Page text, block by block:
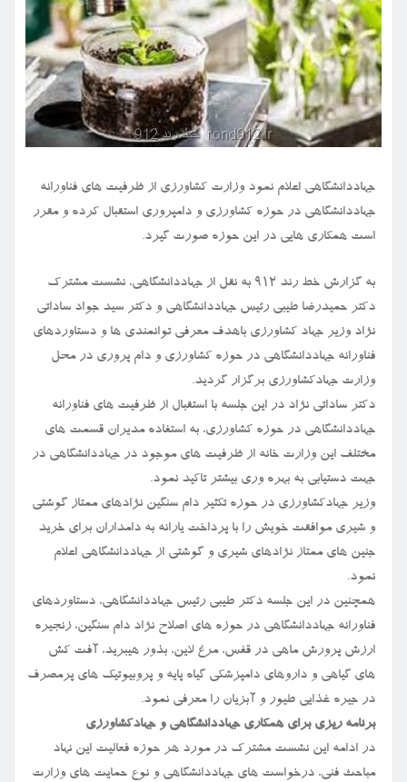
جهاددانشگاهی اعلام نمود وزارت کشاورزی از ظرفیت های فناورانه
جهاددانشگاهی در حوزه کشاورزی و دامپروری استقبال کرده و مقرر
است همکاری هایی در این حوزه صورت گیرد.
به گزارش خط رند ۹۱۲ به نقل از جهاددانشگاهی، نشست مشترک
دکتر حمیدرضا طیبی رئیس جهاددانشگاهی و دکتر سید جواد ساداتی
نژاد وزیر جهاد کشاورزی باهدف معرفی توانمندی ها و دستاوردهای
فناورانه جهاددانشگاهی در حوزه کشاورزی و دام پروری در محل
وزارت جهادکشاورزی برگزار گردید.
دکتر ساداتی نژاد در این جلسه با استقبال از ظرفیت های فناورانه
جهاددانشگاهی در حوزه کشاورزی، به استفاده مدیران قسمت های
مختلف این وزارت خانه از ظرفیت های موجود در جهاددانشگاهی در
جهت دستیابی به بهره وری بیشتر تاکید نمود.
وزیر جهادکشاورزی در حوزه تکثیر دام سنگین نژادهای ممتاز گوشتی
و شیری موافقت خویش را با پرداخت یارانه به دامداران برای خرید
جنین های ممتاز نژادهای شیری و گوشتی از جهاددانشگاهی اعلام
نمود.
همچنین در این جلسه دکتر طیبی رئیس جهاددانشگاهی، دستاوردهای
فناورانه جهاددانشگاهی در حوزه های اصلاح نژاد دام سنگین، زنجیره
ارزش پرورش ماهی در قفس، مرغ لاین، بذور هیبرید، آفت کش
های گیاهی و داروهای دامپزشکی گیاه پایه و پروبیوتیک های پرمصرف
در جیره غذایی طیور و آبزیان را معرفی نمود.
برنامه ریزی برای همکاری جهاددانشگاهی و جهادکشاورزی
در ادامه این نشست مشترک در مورد هر حوزه فعالیت این نهاد
مباحث فنی، درخواست های جهاددانشگاهی و نوع حمایت های وزارت